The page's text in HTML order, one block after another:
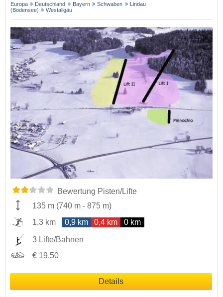
Europa Deutschland Bayern Schwaben
Lindau
(Bodensee)
Westallgäu
Bewertung Pisten/Lifte
135 m (740 m - 875 m)
1,3 km
0,9 km 0,4 km 0 km
3 Lifte/Bahnen
€ 19,50
Details